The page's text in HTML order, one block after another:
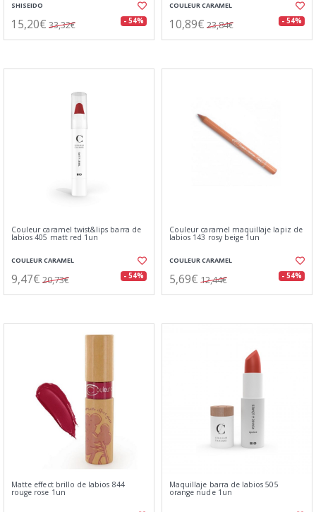
SHISEIDO
15,20€ 33,32€ - 54%
COULEUR CARAMEL
10,89€ 23,84€ - 54%
Couleur caramel twist&lips barra de
labios 405 matt red 1un
COULEUR CARAMEL
9,47€ 20,73€ - 54%
Couleur caramel maquillaje lapiz de
labios 143 rosy beige 1un
COULEUR CARAMEL
5,69€ 12,44€ - 54%
Matte effect brillo de labios 844
rouge rose 1un
Maquillaje barra de labios 505
orange nude 1un